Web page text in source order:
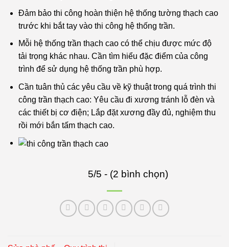
Đảm bảo thi công hoàn thiện hệ thống tường thạch cao
trước khi bắt tay vào thi công hệ thống trần.
Mỗi hệ thống trần thạch cao có thể chịu được mức độ
tải trọng khác nhau. Cần tìm hiểu đặc điểm của công
trình để sử dụng hệ thống trần phù hợp.
Cần tuân thủ các yêu cầu về kỹ thuật trong quá trình thi
công trần thạch cao: Yêu cầu đi xương tránh lỗ đèn và
các thiết bị cơ điện​; Lắp đặt xương đầy đủ, nghiệm thu
rồi mới bắn tấm thạch cao.
5/5 - (2 bình chọn)